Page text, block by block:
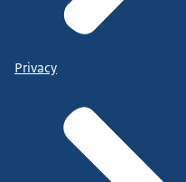
Privacy